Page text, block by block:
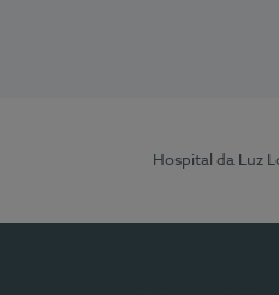
Hospital da Luz